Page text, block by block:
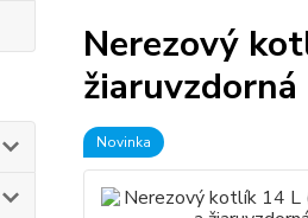
Nerezový
Novinka